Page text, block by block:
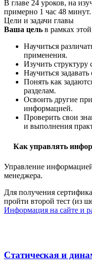
В главе 24 уроков, на
примерно 1 час 48 минут.
Цели и задачи главы
Ваша цель в рамках
Научиться
применения.
Изучить структуру
Научиться
Понять как
разделам.
Освоить другие
информацией.
Проверить свои
и выполнения
Как управлять
Управление
менеджера.
Для получения
пройти второй тест (из
Информация на сайте и
Статическая и